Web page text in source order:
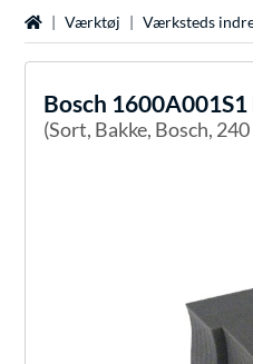
StartsideVærktøj Værksteds
Bosch
(Sort, Bakke, Bosch, 240